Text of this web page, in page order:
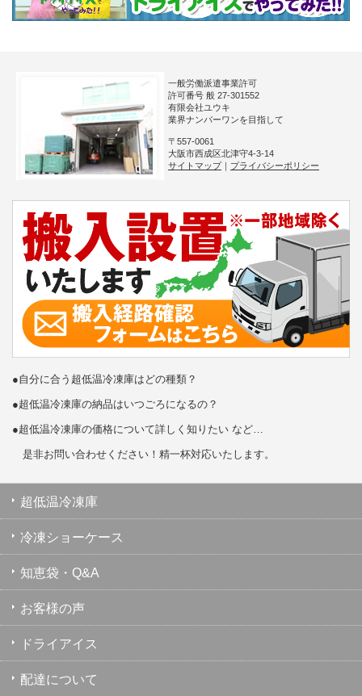
一般労働派遣事業許可
許可番号 般 27-301552
有限会社ユウキ
業界ナンバーワンを目指して
〒557-0061
大阪市西成区北津守4-3-14
サイトマップ
プライバシーポリシー
●自分に合う超低温冷凍庫はどの種類？
●超低温冷凍庫の納品はいつごろになるの？
●超低温冷凍庫の価格について詳しく知りたい など…
是非お問い合わせください！精一杯対応いたします。
超低温冷凍庫
冷凍ショーケース
知恵袋・Q&A
お客様の声
ドライアイス
配達について